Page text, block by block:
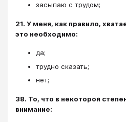
засыпаю с трудом;
21. У меня, как правило,
это необходимо:
да;
трудно сказать;
нет;
38. То, что в некоторой
внимание: